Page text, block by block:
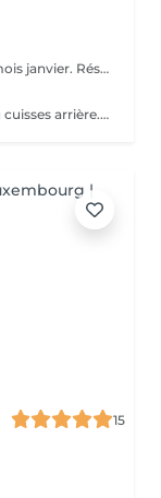
Une séance test de 20min est offert tout le mois janvier. Réservation uniquement par téléphone. Soin 100% offert
20min par zone - Exemple : Cuisses avant ou cuisses arrière. Soin Lipocavitation pour la cellulite intense ou les bourrelets. L'effet est immédiat et évolutif sous 48h. Nous vous conseillons de faire ce soin en commençant par une cure de 6 séances et par la suite sous forme d'entretien uniquement. Plus de detail : https://cika-dermo.com/amincissement/#lipocavitation
15